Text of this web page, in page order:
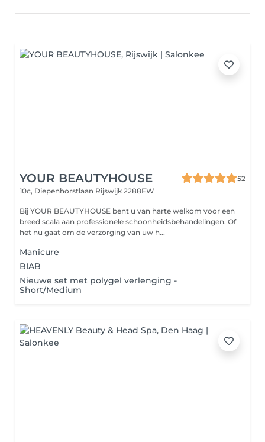
YOUR BEAUTYHOUSE
52
10c, Diepenhorstlaan Rijswijk 2288EW
Bij YOUR BEAUTYHOUSE bent u van harte welkom voor een
breed scala aan professionele schoonheidsbehandelingen. Of
het nu gaat om de verzorging van uw h...
Manicure
BIAB
Nieuwe set met polygel verlenging -
Short/Medium